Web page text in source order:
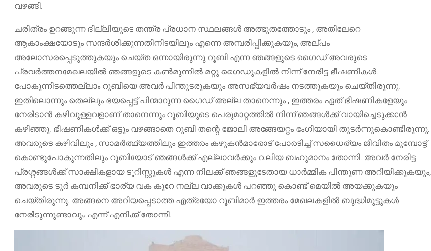
വഴങ്ങി.
ചരിത്രം ഉറങ്ങുന്ന ദില്ലിയുടെ തന്ത്ര പ്രധാന സ്ഥലങ്ങൾ അത്ഭുതത്തോടും , അതിലേറെ
ആകാംക്ഷയോടും സന്ദർശിക്കുന്നതിനിടയിലും എന്നെ അമ്പരിപ്പിക്കുകയും, അല്പം
അലോസരപ്പെടുത്തുകയും ചെയ്ത ഒന്നായിരുന്നു റൂബി എന്ന ഞങ്ങളുടെ ഗൈഡ് അവരുടെ
പ്രവർത്തനമേഖലയിൽ ഞങ്ങളുടെ കൺമുന്നിൽ മറ്റു ഗൈഡുകളിൽ നിന്ന് നേരിട്ട ഭീഷണികൾ.
പോകുന്നിടത്തെല്ലാം റൂബിയെ അവർ പിന്തുടരുകയും അസഭ്യവർഷം നടത്തുകയും ചെയ്തിരുന്നു.
ഇതിലൊന്നും തെല്ലും ഭയപ്പെട്ട് പിന്മാറുന്ന ഗൈഡ് അല്ല താനെന്നും , ഇത്തരം ഏത് ഭീഷണികളേയും
നേരിടാൻ കഴിവുള്ളവളാണ് താനെന്നും റൂബിയുടെ പെരുമാറ്റത്തിൽ നിന്ന് ഞങ്ങൾക്ക് വായിച്ചെടുക്കാൻ
കഴിഞ്ഞു. ഭീഷണികൾക്ക് ഒട്ടും വഴങ്ങാതെ റൂബി തന്റെ ജോലി അങ്ങേയറ്റം ഭംഗിയായി തുടർന്നുകൊണ്ടിരുന്നു.
അവരുടെ കഴിവിലും , സാമർത്ഥ്യത്തിലും ഇത്തരം കഴുകൻമാരോട് പോരടിച്ച് സധൈര്യം ജീവിതം മുമ്പോട്ട്
കൊണ്ടുപോകുന്നതിലും റൂബിയോട് ഞങ്ങൾക്ക് എല്ലാവർക്കും വലിയ ബഹുമാനം തോന്നി. അവർ നേരിട്ട
പ്രശ്നങ്ങൾക്ക് സാക്ഷികളായ ടൂറിസ്റ്റുകൾ എന്ന നിലക്ക് ഞങ്ങളുടേതായ ധാർമ്മിക പിന്തുണ അറിയിക്കുകയും,
അവരുടെ ടൂർ കമ്പനിക്ക് ഭാര്യ വക കുറേ നല്ല വാക്കുകൾ പറഞ്ഞു കൊണ്ട് മെയിൽ അയക്കുകയും
ചെയ്തിരുന്നു. അങ്ങനെ അറിയപ്പെടാത്ത എത്രയോ റൂബിമാർ ഇത്തരം മേഖലകളിൽ ബുദ്ധിമുട്ടുകൾ
നേരിടുന്നുണ്ടാവും എന്ന് എനിക്ക് തോന്നി.